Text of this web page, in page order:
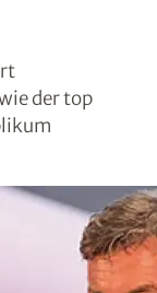
der top